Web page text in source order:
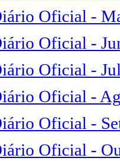
Oficial -
Oficial -
Oficial -
Oficial -
Oficial -
Oficial -